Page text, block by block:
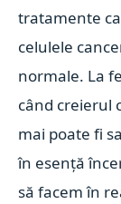
tratamente
celulele
normale. La
când creierul
mai poate fi
în esență
să facem în